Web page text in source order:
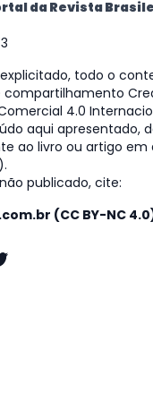
da Revista
todo o
compartilhamento
4.0
aqui apresentado,
ao livro ou artigo
publicado, cite:
(CC BY-NC